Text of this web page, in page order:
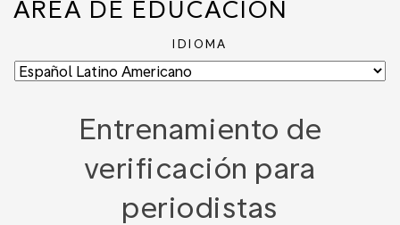
ÁREA DE EDUCACIÓN
IDIOMA
Entrenamiento de
verificación para
periodistas